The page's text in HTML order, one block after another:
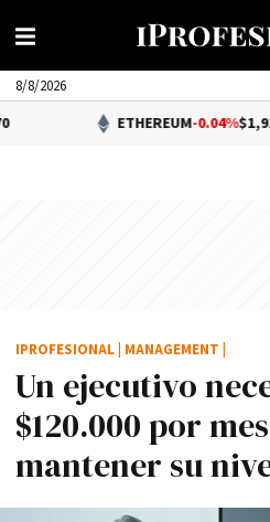
8/8/2026
ETHEREUM-0.04%$1,914.53
Un ejecutivo
$120.000 por
mantener su
IPROFESIONAL MANAGEMENT